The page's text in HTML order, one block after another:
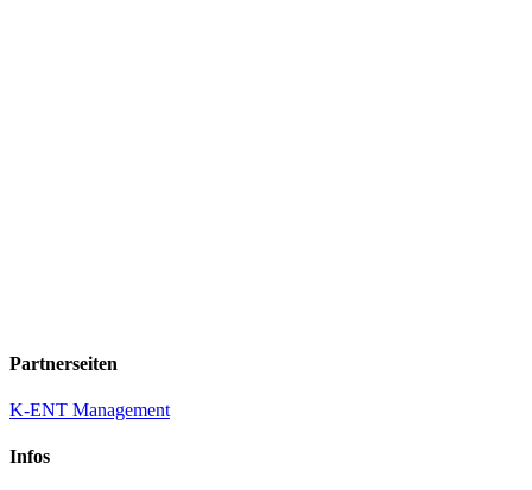
Partnerseiten
K-ENT Management
Infos